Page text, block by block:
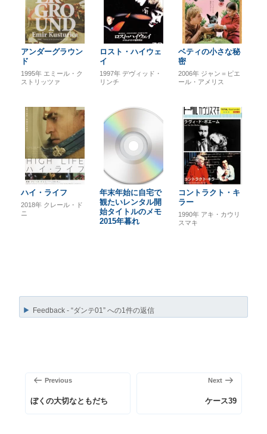
アンダーグラウン
ド
1995年 エミール・ク
ストリッツァ
ロスト・ハイウェ
イ
1997年デヴィッド・
リンチ
ベティの小さな秘
密
2006年 ジャン＝ピエ
ール・アメリス
ハイ・ライフ
2018年 クレール・ド
ニ
年末年始に自宅で
観たいレンタル開
始タイトルのメモ
2015年暮れ
コントラクト・キ
ラー
1990年 アキ・カウリ
スマキ
Feedback - “ダンテ01” への1件の返信
ビ
前
の
Previous
ぼくの大切なともだち
の
Next
ケース39